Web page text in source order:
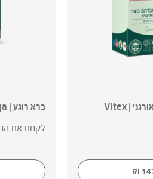
תמצית שיח אברהם מצוי אורגני | Vitex
₪
ברא רוגע | Bara roga
לקחת את